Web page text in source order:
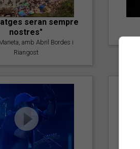
seran sempre
nostres"
amb Abril Bordes i
Riangost